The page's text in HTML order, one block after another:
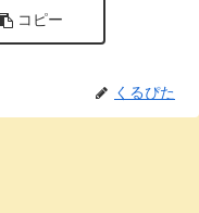
コピー
くるぴた